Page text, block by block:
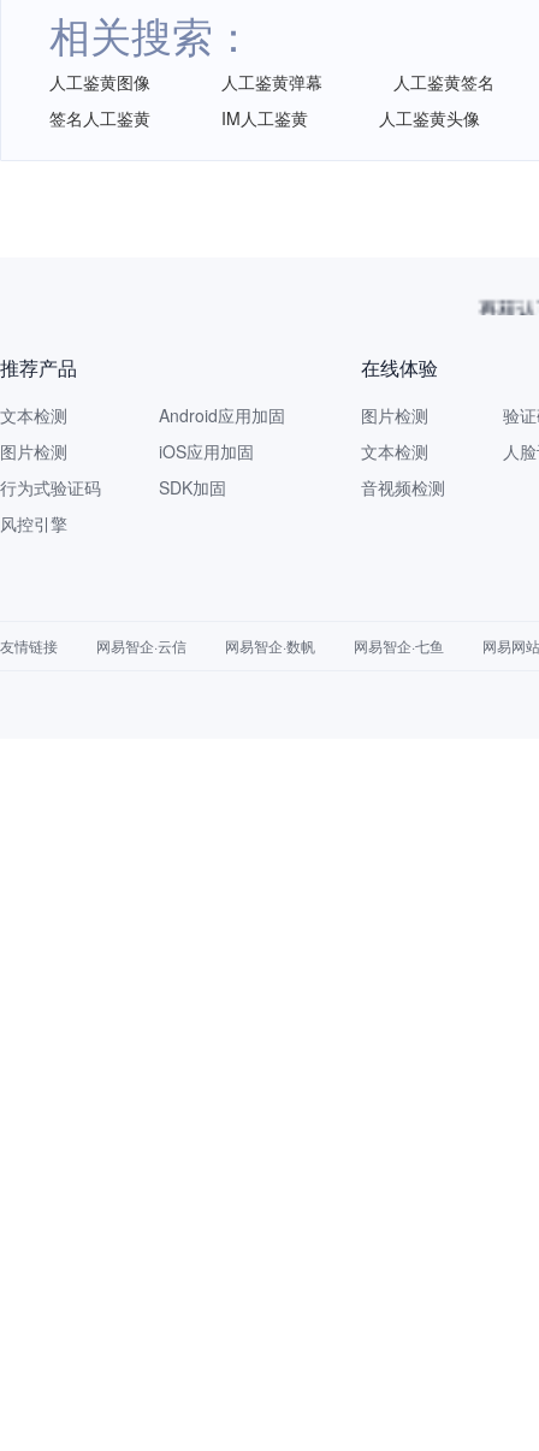
相关搜索：
人工鉴黄图像 人工鉴黄弹幕
人工鉴黄签名
签名人工鉴黄
IM人工鉴黄 人工鉴黄头像
再获
推荐产品
文本检测
图片检测
行为式验证码
风控引擎
Android应用加固
iOS应用加固
SDK加固
在线体验
图片检测
文本检测
音视频检测
验
人
友情链接 网易智企·云信 网易智企·数帆 网易智企·七鱼 网易网